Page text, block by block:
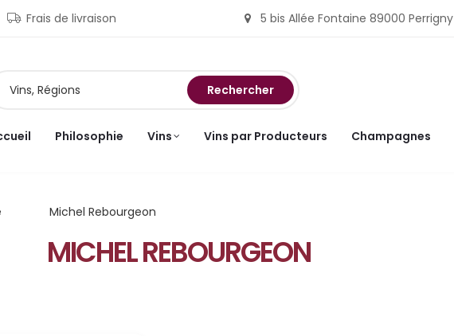
Frais de livraison 5 bis Allée Fontaine 89000 Perrigny
Rechercher
Philosophie Vins Vins par Producteurs Champagnes
Michel Rebourgeon
MICHEL REBOURGEON